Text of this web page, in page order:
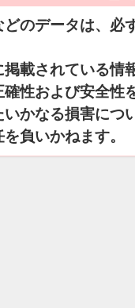
のデータは、必
載されている情
確性および安全
かなる損害につ
負いかねます。